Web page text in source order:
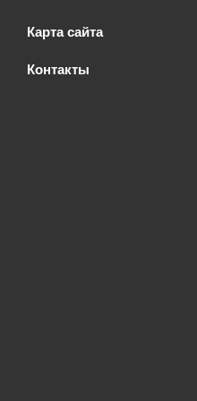
Карта сайта
Контакты